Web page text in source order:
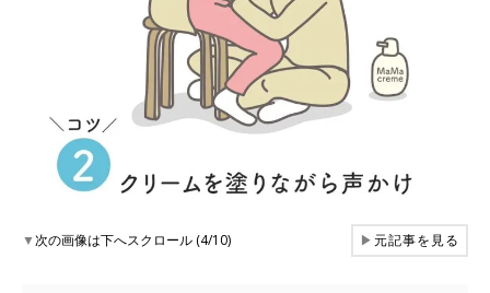
▼次の画像は下へスクロール (4/10) ▶元記事を見る